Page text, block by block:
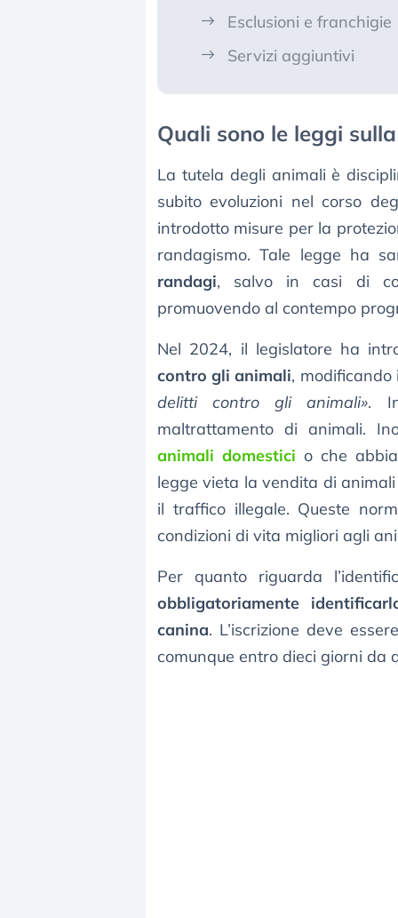
Esclusioni e franchigie
Servizi aggiuntivi
Quali sono le leggi
La tutela degli animali è
subito evoluzioni nel corso
introdotto misure per la
randagismo. Tale legge ha
randagi, salvo in casi di
promuovendo al contempo
Nel 2024, il legislatore ha
contro gli animali, modificando
delitti contro gli animali».
maltrattamento di animali.
animali domestici o che
legge vieta la vendita di
il traffico illegale. Queste
condizioni di vita migliori agli
Per quanto riguarda
obbligatoriamente
canina. L’iscrizione deve
comunque entro dieci giorni da